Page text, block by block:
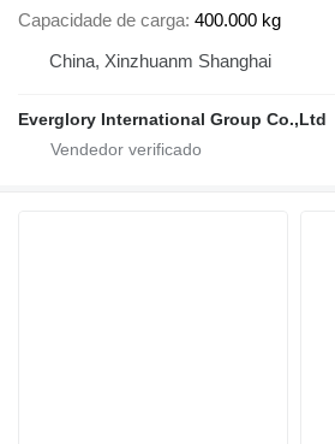
Capacidade de carga 400.000 kg
China, Xinzhuanm Shanghai
Everglory International Group Co.,Ltd